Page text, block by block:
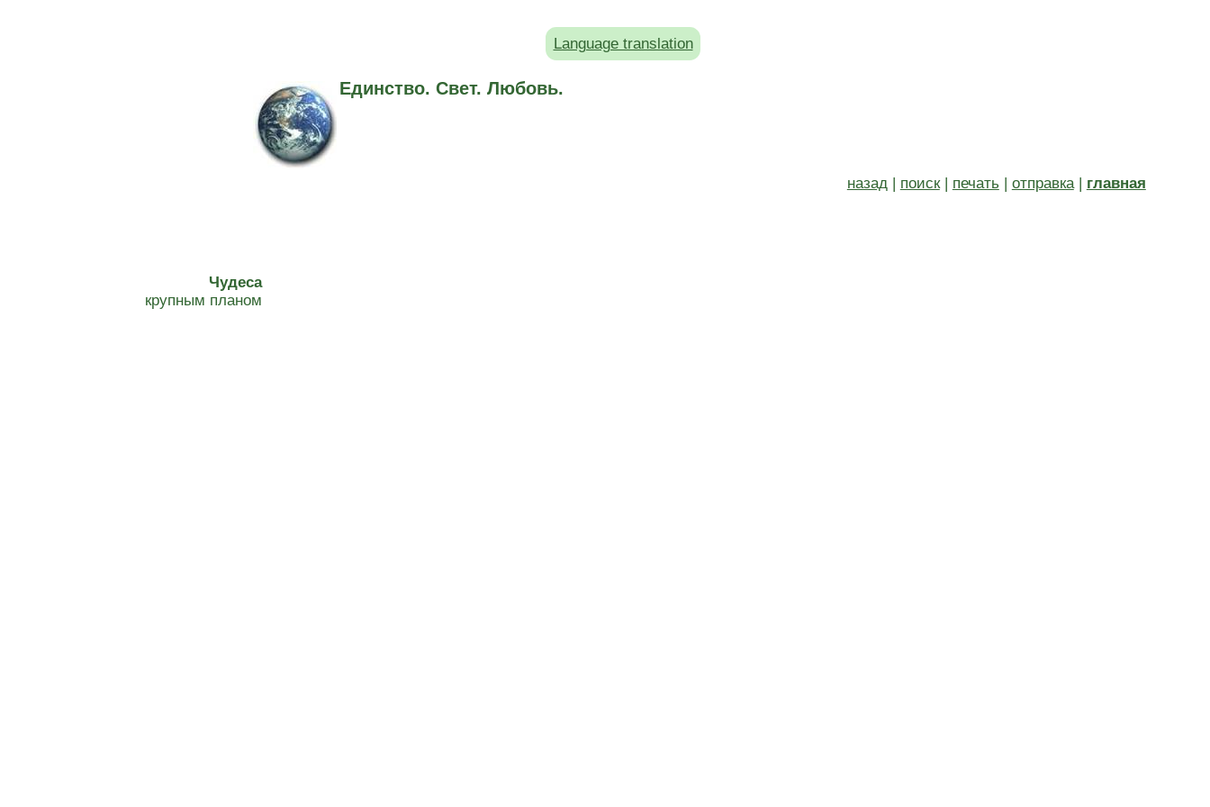
Language translation
Единство. Свет. Любовь.
назад| поиск| печать | отправка| главная
Чудеса
крупным планом